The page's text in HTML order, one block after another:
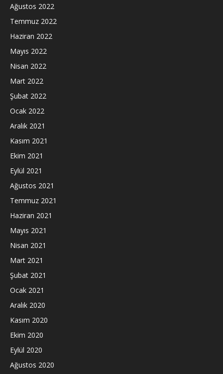
Ağustos 2022
Temmuz 2022
Haziran 2022
Mayıs 2022
Nisan 2022
Mart 2022
Şubat 2022
Ocak 2022
Aralık 2021
Kasım 2021
Ekim 2021
Eylül 2021
Ağustos 2021
Temmuz 2021
Haziran 2021
Mayıs 2021
Nisan 2021
Mart 2021
Şubat 2021
Ocak 2021
Aralık 2020
Kasım 2020
Ekim 2020
Eylül 2020
Ağustos 2020